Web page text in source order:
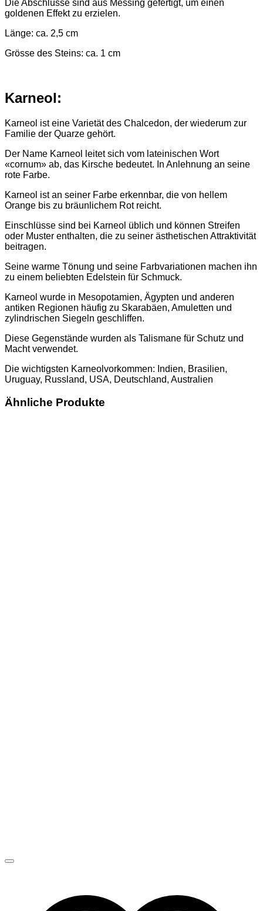
Die Abschlüsse sind aus Messing gefertigt, um einen
goldenen Effekt zu erzielen.
Länge: ca. 2,5 cm
Grösse des Steins: ca. 1 cm
Karneol:
Karneol ist eine Varietät des Chalcedon, der wiederum zur
Familie der Quarze gehört.
Der Name Karneol leitet sich vom lateinischen Wort
«cornum» ab, das Kirsche bedeutet. In Anlehnung an seine
rote Farbe.
Karneol ist an seiner Farbe erkennbar, die von hellem
Orange bis zu bräunlichem Rot reicht.
Einschlüsse sind bei Karneol üblich und können Streifen
oder Muster enthalten, die zu seiner ästhetischen Attraktivität
beitragen.
Seine warme Tönung und seine Farbvariationen machen ihn
zu einem beliebten Edelstein für Schmuck.
Karneol wurde in Mesopotamien, Ägypten und anderen
antiken Regionen häufig zu Skarabäen, Amuletten und
zylindrischen Siegeln geschliffen.
Diese Gegenstände wurden als Talismane für Schutz und
Macht verwendet.
Die wichtigsten Karneolvorkommen: Indien, Brasilien,
Uruguay, Russland, USA, Deutschland, Australien
Ähnliche Produkte